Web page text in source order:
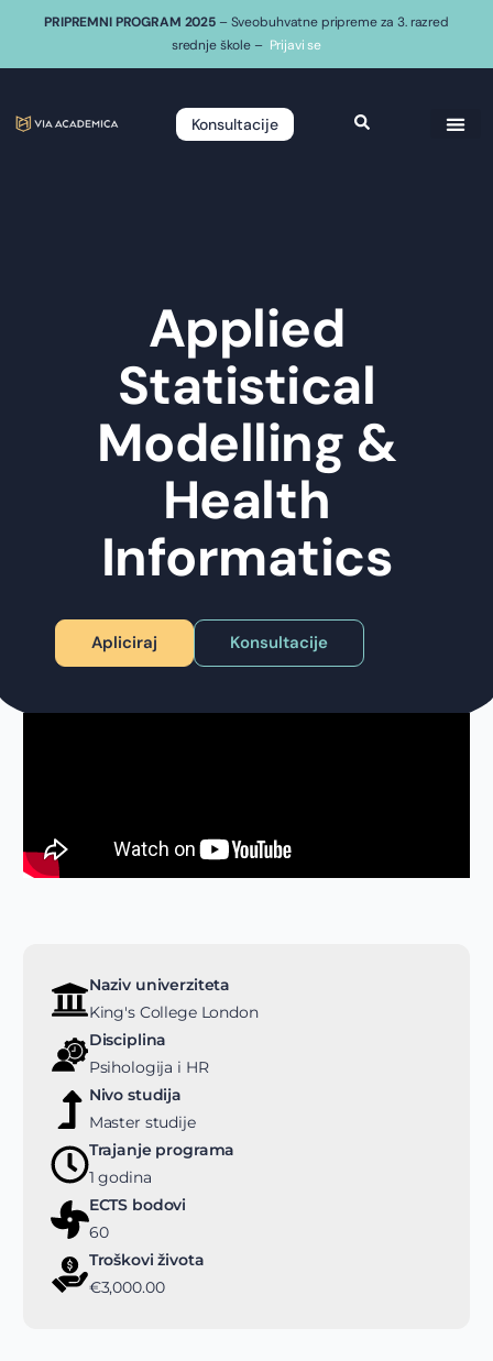
PRIPREMNI PROGRAM 2025 – Sveobuhvatne pripreme za 3. razred
srednje škole – Prijavi se
Konsultacije
Applied
Statistical
Modelling &
Health
Informatics
Apliciraj Konsultacije
Naziv univerziteta
King's College London
Disciplina
Psihologija i HR
Nivo studija
Master studije
Trajanje programa
1 godina
ECTS bodovi
60
Troškovi života
€3,000.00